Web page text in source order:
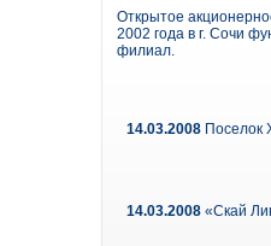
Открытое
2002 года в г. Сочи
филиал.
14.03.2008 Поселок
14.03.2008 «Скай